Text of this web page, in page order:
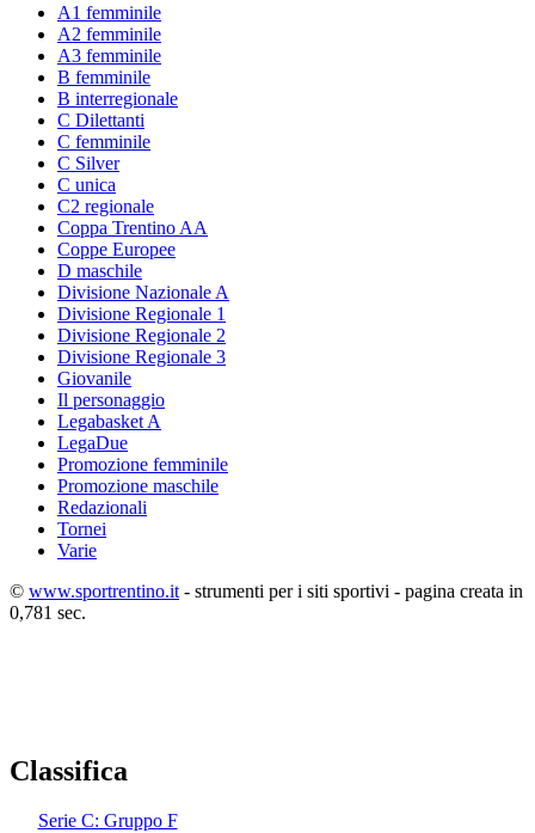
A1 femminile
A2 femminile
A3 femminile
B femminile
B interregionale
C Dilettanti
C femminile
C Silver
C unica
C2 regionale
Coppa Trentino AA
Coppe Europee
D maschile
Divisione Nazionale A
Divisione Regionale 1
Divisione Regionale 2
Divisione Regionale 3
Giovanile
Il personaggio
Legabasket A
LegaDue
Promozione femminile
Promozione maschile
Redazionali
Tornei
Varie
© www.sportrentino.it - strumenti per i siti sportivi - pagina creata in
0,781 sec.
Classifica
Serie C: Gruppo F